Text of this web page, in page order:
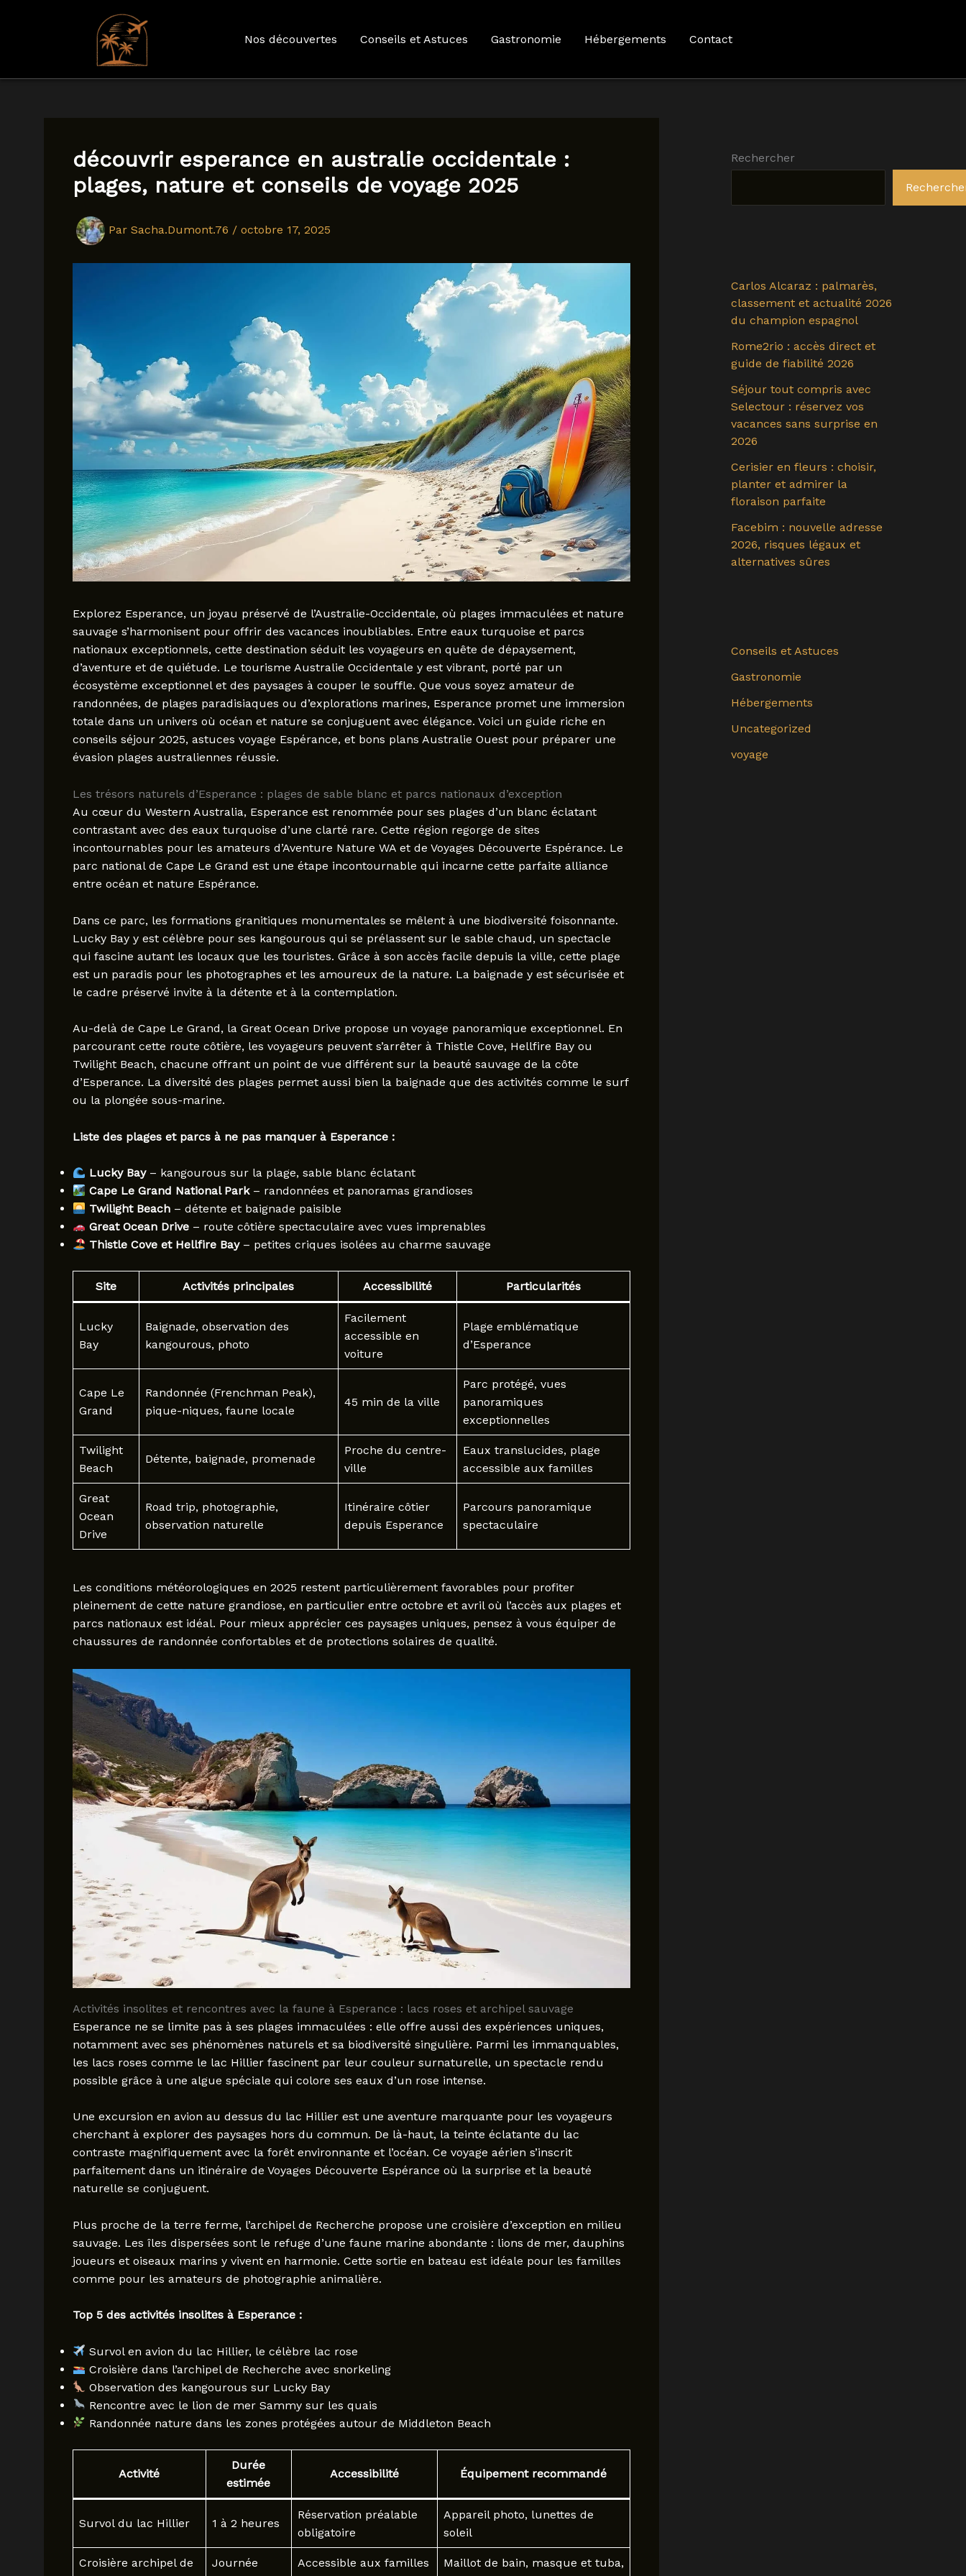
Aller
Nos découvertes Conseils et Astuces Gastronomie Hébergements Contact
découvrir esperance en australie occidentale :
plages, nature et conseils de voyage 2025
Par Sacha.Dumont.76 / octobre 17, 2025
Explorez Esperance, un joyau préservé de l’Australie-Occidentale, où plages immaculées et nature
sauvage s’harmonisent pour offrir des vacances inoubliables. Entre eaux turquoise et parcs
nationaux exceptionnels, cette destination séduit les voyageurs en quête de dépaysement,
d’aventure et de quiétude. Le tourisme Australie Occidentale y est vibrant, porté par un
écosystème exceptionnel et des paysages à couper le souffle. Que vous soyez amateur de
randonnées, de plages paradisiaques ou d’explorations marines, Esperance promet une immersion
totale dans un univers où océan et nature se conjuguent avec élégance. Voici un guide riche en
conseils séjour 2025, astuces voyage Espérance, et bons plans Australie Ouest pour préparer une
évasion plages australiennes réussie.
Les trésors naturels d’Esperance : plages de sable blanc et parcs nationaux d’exception
Au cœur du Western Australia, Esperance est renommée pour ses plages d’un blanc éclatant
contrastant avec des eaux turquoise d’une clarté rare. Cette région regorge de sites
incontournables pour les amateurs d’Aventure Nature WA et de Voyages Découverte Espérance. Le
parc national de Cape Le Grand est une étape incontournable qui incarne cette parfaite alliance
entre océan et nature Espérance.
Dans ce parc, les formations granitiques monumentales se mêlent à une biodiversité foisonnante.
Lucky Bay y est célèbre pour ses kangourous qui se prélassent sur le sable chaud, un spectacle
qui fascine autant les locaux que les touristes. Grâce à son accès facile depuis la ville, cette plage
est un paradis pour les photographes et les amoureux de la nature. La baignade y est sécurisée et
le cadre préservé invite à la détente et à la contemplation.
Au-delà de Cape Le Grand, la Great Ocean Drive propose un voyage panoramique exceptionnel. En
parcourant cette route côtière, les voyageurs peuvent s’arrêter à Thistle Cove, Hellfire Bay ou
Twilight Beach, chacune offrant un point de vue différent sur la beauté sauvage de la côte
d’Esperance. La diversité des plages permet aussi bien la baignade que des activités comme le surf
ou la plongée sous-marine.
Liste des plages et parcs à ne pas manquer à Esperance :
Lucky Bay– kangourous sur la plage, sable blanc éclatant
Cape Le Grand National Park– randonnées et panoramas grandioses
Twilight Beach– détente et baignade paisible
Great Ocean Drive– route côtière spectaculaire avec vues imprenables
Thistle Cove et Hellfire Bay– petites criques isolées au charme sauvage
Site Activités principales Accessibilité Particularités
Lucky
Bay
Baignade, observation des
kangourous, photo
Facilement
accessible en
voiture
Plage emblématique
d’Esperance
Cape Le
Grand
Randonnée (Frenchman Peak),
pique-niques, faune locale
45 min de la ville
Parc protégé, vues
panoramiques
exceptionnelles
Twilight
Beach
Détente, baignade, promenade
Proche du centre-
ville
Eaux translucides, plage
accessible aux familles
Great
Ocean
Drive
Road trip, photographie,
observation naturelle
Itinéraire côtier
depuis Esperance
Parcours panoramique
spectaculaire
Les conditions météorologiques en 2025 restent particulièrement favorables pour profiter
pleinement de cette nature grandiose, en particulier entre octobre et avril où l’accès aux plages et
parcs nationaux est idéal. Pour mieux apprécier ces paysages uniques, pensez à vous équiper de
chaussures de randonnée confortables et de protections solaires de qualité.
Activités insolites et rencontres avec la faune à Esperance : lacs roses et archipel sauvage
Esperance ne se limite pas à ses plages immaculées : elle offre aussi des expériences uniques,
notamment avec ses phénomènes naturels et sa biodiversité singulière. Parmi les immanquables,
les lacs roses comme le lac Hillier fascinent par leur couleur surnaturelle, un spectacle rendu
possible grâce à une algue spéciale qui colore ses eaux d’un rose intense.
Une excursion en avion au dessus du lac Hillier est une aventure marquante pour les voyageurs
cherchant à explorer des paysages hors du commun. De là-haut, la teinte éclatante du lac
contraste magnifiquement avec la forêt environnante et l’océan. Ce voyage aérien s’inscrit
parfaitement dans un itinéraire de Voyages Découverte Espérance où la surprise et la beauté
naturelle se conjuguent.
Plus proche de la terre ferme, l’archipel de Recherche propose une croisière d’exception en milieu
sauvage. Les îles dispersées sont le refuge d’une faune marine abondante : lions de mer, dauphins
joueurs et oiseaux marins y vivent en harmonie. Cette sortie en bateau est idéale pour les familles
comme pour les amateurs de photographie animalière.
Top 5 des activités insolites à Esperance :
Survol en avion du lac Hillier, le célèbre lac rose
Croisière dans l’archipel de Recherche avec snorkeling
Observation des kangourous sur Lucky Bay
Rencontre avec le lion de mer Sammy sur les quais
Randonnée nature dans les zones protégées autour de Middleton Beach
Activité
Durée
estimée
Accessibilité Équipement recommandé
Survol du lac Hillier 1 à 2 heures
Réservation préalable
obligatoire
Appareil photo, lunettes de
soleil
Croisière archipel de
Journée
Accessible aux familles
Maillot de bain, masque et tuba,
Rechercher
Carlos Alcaraz : palmarès,
classement et actualité 2026
du champion espagnol
Rome2rio : accès direct et
guide de fiabilité 2026
Séjour tout compris avec
Selectour : réservez vos
vacances sans surprise en
2026
Cerisier en fleurs : choisir,
planter et admirer la
floraison parfaite
Facebim : nouvelle adresse
2026, risques légaux et
alternatives sûres
Conseils et Astuces
Gastronomie
Hébergements
Uncategorized
voyage